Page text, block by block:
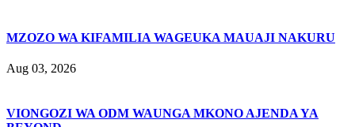
MZOZO WA KIFAMILIA WAGEUKA MAUAJI NAKURU
Aug 03, 2026
VIONGOZI WA ODM WAUNGA MKONO AJENDA YA